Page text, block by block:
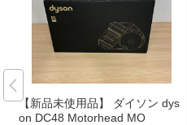
【新品未使用品】 ダイソン dys
on DC48 Motorhead MO